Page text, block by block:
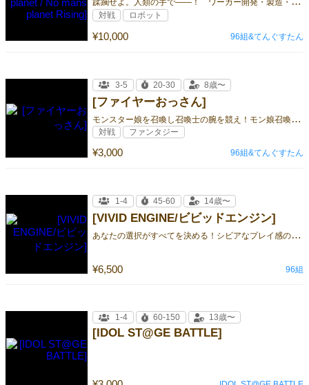
¥10,000
対戦 ロボット
96組&てんぐすたん
[ファイヤーおっさん]
モ
ンスター娘を召喚し召喚士の腕を競え！モン娘召喚トリックテイキングゲーム!!
¥3,000
3-5 20-30 8歳〜
対戦 ファンタジー
96組&てんぐすたん
[VIVID ENGINE/ビビッドエンジン]
あ
なたの選択がすべてを決める！シビアなプレイ感のデッキ構築型カードゲーム！
¥6,500
1-4 45-60 14歳〜
96組
[IDOL ST@GE BATTLE]
1-4 60-150 13歳〜